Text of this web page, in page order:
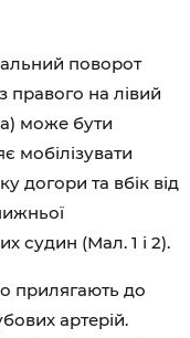
поворот
правого на лівий
може бути
мобілізувати
догори та вбік від
судин (Мал. 1 і 2).
прилягають до
артерій.